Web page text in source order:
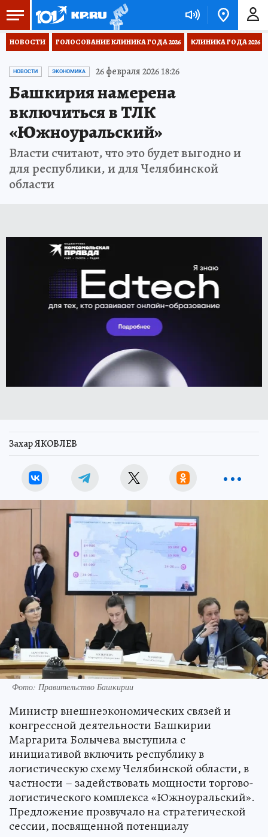
НОВОСТИ ГОЛОСОВАНИЕ КЛИНИКА ГОДА 2026 КЛИНИКА ГОДА 2026
НОВОСТИ ЭКОНОМИКА 26 февраля 2026 18:26
Башкирия намерена
включиться в ТЛК
«Южноуральский»
Власти считают, что это будет выгодно и
для республики, и для Челябинской
области
Захар ЯКОВЛЕВ
Фото: Правительство Башкирии
Министр внешнеэкономических связей и
конгрессной деятельности Башкирии
Маргарита Болычева выступила с
инициативой включить республику в
логистическую схему Челябинской области, в
частности – задействовать мощности торгово-
логистического комплекса «Южноуральский».
Предложение прозвучало на стратегической
сессии, посвященной потенциалу